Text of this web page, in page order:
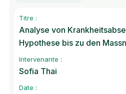
Titre :
Analyse von
Hypothese bis zu den
Intervenante :
Sofia Thai
Date :